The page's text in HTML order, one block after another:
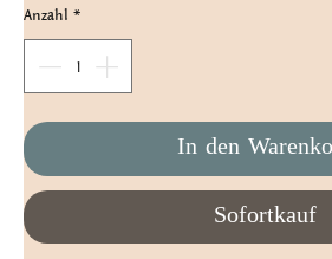
Anzahl *
In den
Sofortkauf